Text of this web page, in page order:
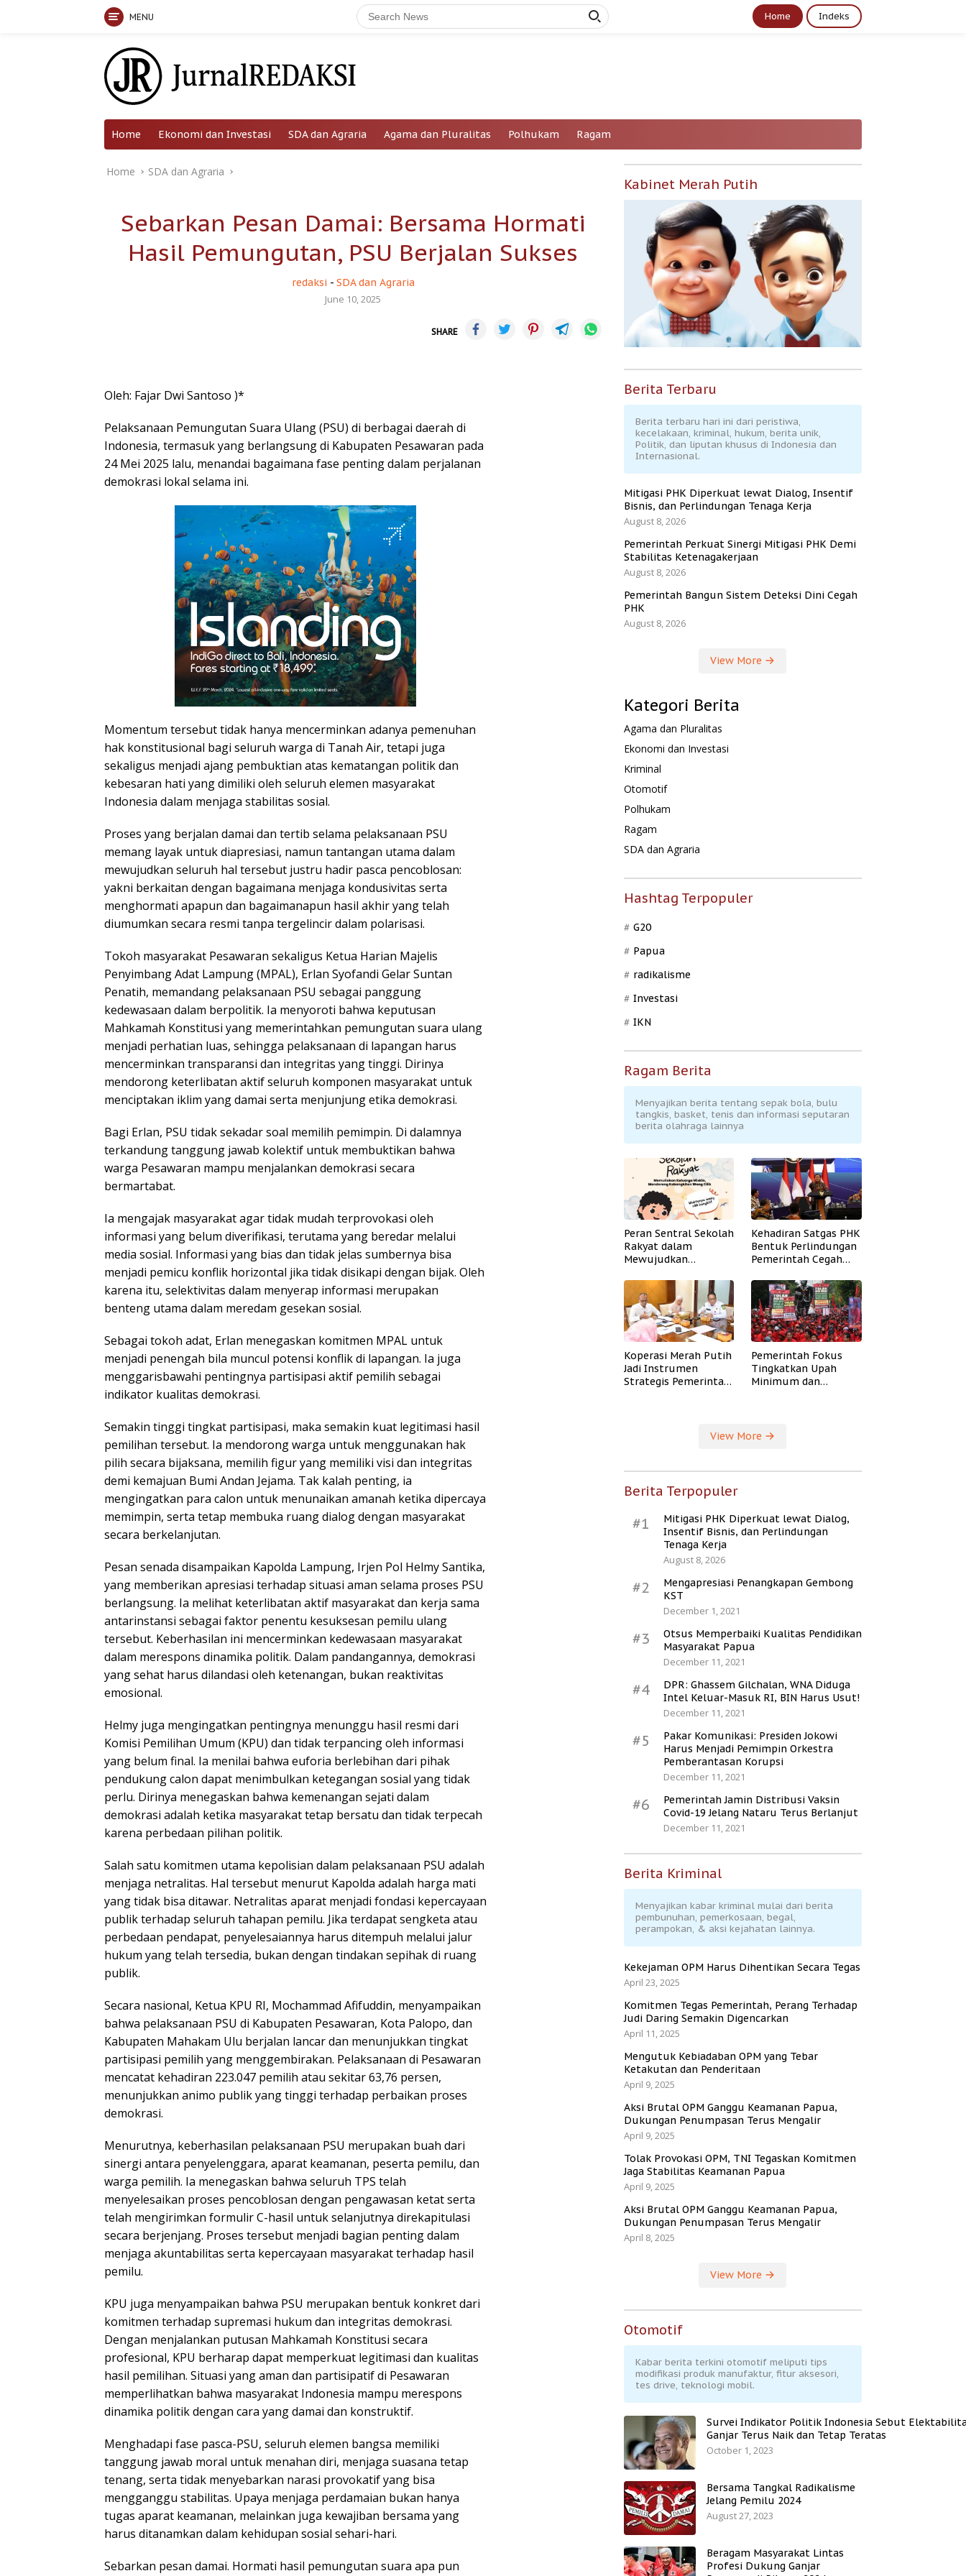
MENU Home Indeks
Home Ekonomi dan Investasi SDA dan Agraria Agama dan Pluralitas Polhukam Ragam
Home SDA dan Agraria
Sebarkan Pesan Damai: Bersama Hormati
Hasil Pemungutan, PSU Berjalan Sukses
redaksi - SDA dan Agraria
June 10, 2025
SHARE
Oleh: Fajar Dwi Santoso )*
Pelaksanaan Pemungutan Suara Ulang (PSU) di berbagai daerah di
Indonesia, termasuk yang berlangsung di Kabupaten Pesawaran pada
24 Mei 2025 lalu, menandai bagaimana fase penting dalam perjalanan
demokrasi lokal selama ini.
Momentum tersebut tidak hanya mencerminkan adanya pemenuhan
hak konstitusional bagi seluruh warga di Tanah Air, tetapi juga
sekaligus menjadi ajang pembuktian atas kematangan politik dan
kebesaran hati yang dimiliki oleh seluruh elemen masyarakat
Indonesia dalam menjaga stabilitas sosial.
Proses yang berjalan damai dan tertib selama pelaksanaan PSU
memang layak untuk diapresiasi, namun tantangan utama dalam
mewujudkan seluruh hal tersebut justru hadir pasca pencoblosan:
yakni berkaitan dengan bagaimana menjaga kondusivitas serta
menghormati apapun dan bagaimanapun hasil akhir yang telah
diumumkan secara resmi tanpa tergelincir dalam polarisasi.
Tokoh masyarakat Pesawaran sekaligus Ketua Harian Majelis
Penyimbang Adat Lampung (MPAL), Erlan Syofandi Gelar Suntan
Penatih, memandang pelaksanaan PSU sebagai panggung
kedewasaan dalam berpolitik. Ia menyoroti bahwa keputusan
Mahkamah Konstitusi yang memerintahkan pemungutan suara ulang
menjadi perhatian luas, sehingga pelaksanaan di lapangan harus
mencerminkan transparansi dan integritas yang tinggi. Dirinya
mendorong keterlibatan aktif seluruh komponen masyarakat untuk
menciptakan iklim yang damai serta menjunjung etika demokrasi.
Bagi Erlan, PSU tidak sekadar soal memilih pemimpin. Di dalamnya
terkandung tanggung jawab kolektif untuk membuktikan bahwa
warga Pesawaran mampu menjalankan demokrasi secara
bermartabat.
Ia mengajak masyarakat agar tidak mudah terprovokasi oleh
informasi yang belum diverifikasi, terutama yang beredar melalui
media sosial. Informasi yang bias dan tidak jelas sumbernya bisa
menjadi pemicu konflik horizontal jika tidak disikapi dengan bijak. Oleh
karena itu, selektivitas dalam menyerap informasi merupakan
benteng utama dalam meredam gesekan sosial.
Sebagai tokoh adat, Erlan menegaskan komitmen MPAL untuk
menjadi penengah bila muncul potensi konflik di lapangan. Ia juga
menggarisbawahi pentingnya partisipasi aktif pemilih sebagai
indikator kualitas demokrasi.
Semakin tinggi tingkat partisipasi, maka semakin kuat legitimasi hasil
pemilihan tersebut. Ia mendorong warga untuk menggunakan hak
pilih secara bijaksana, memilih figur yang memiliki visi dan integritas
demi kemajuan Bumi Andan Jejama. Tak kalah penting, ia
mengingatkan para calon untuk menunaikan amanah ketika dipercaya
memimpin, serta tetap membuka ruang dialog dengan masyarakat
secara berkelanjutan.
Pesan senada disampaikan Kapolda Lampung, Irjen Pol Helmy Santika,
yang memberikan apresiasi terhadap situasi aman selama proses PSU
berlangsung. Ia melihat keterlibatan aktif masyarakat dan kerja sama
antarinstansi sebagai faktor penentu kesuksesan pemilu ulang
tersebut. Keberhasilan ini mencerminkan kedewasaan masyarakat
dalam merespons dinamika politik. Dalam pandangannya, demokrasi
yang sehat harus dilandasi oleh ketenangan, bukan reaktivitas
emosional.
Helmy juga mengingatkan pentingnya menunggu hasil resmi dari
Komisi Pemilihan Umum (KPU) dan tidak terpancing oleh informasi
yang belum final. Ia menilai bahwa euforia berlebihan dari pihak
pendukung calon dapat menimbulkan ketegangan sosial yang tidak
perlu. Dirinya menegaskan bahwa kemenangan sejati dalam
demokrasi adalah ketika masyarakat tetap bersatu dan tidak terpecah
karena perbedaan pilihan politik.
Salah satu komitmen utama kepolisian dalam pelaksanaan PSU adalah
menjaga netralitas. Hal tersebut menurut Kapolda adalah harga mati
yang tidak bisa ditawar. Netralitas aparat menjadi fondasi kepercayaan
publik terhadap seluruh tahapan pemilu. Jika terdapat sengketa atau
perbedaan pendapat, penyelesaiannya harus ditempuh melalui jalur
hukum yang telah tersedia, bukan dengan tindakan sepihak di ruang
publik.
Secara nasional, Ketua KPU RI, Mochammad Afifuddin, menyampaikan
bahwa pelaksanaan PSU di Kabupaten Pesawaran, Kota Palopo, dan
Kabupaten Mahakam Ulu berjalan lancar dan menunjukkan tingkat
partisipasi pemilih yang menggembirakan. Pelaksanaan di Pesawaran
mencatat kehadiran 223.047 pemilih atau sekitar 63,76 persen,
menunjukkan animo publik yang tinggi terhadap perbaikan proses
demokrasi.
Menurutnya, keberhasilan pelaksanaan PSU merupakan buah dari
sinergi antara penyelenggara, aparat keamanan, peserta pemilu, dan
warga pemilih. Ia menegaskan bahwa seluruh TPS telah
menyelesaikan proses pencoblosan dengan pengawasan ketat serta
telah mengirimkan formulir C-hasil untuk selanjutnya direkapitulasi
secara berjenjang. Proses tersebut menjadi bagian penting dalam
menjaga akuntabilitas serta kepercayaan masyarakat terhadap hasil
pemilu.
KPU juga menyampaikan bahwa PSU merupakan bentuk konkret dari
komitmen terhadap supremasi hukum dan integritas demokrasi.
Dengan menjalankan putusan Mahkamah Konstitusi secara
profesional, KPU berharap dapat memperkuat legitimasi dan kualitas
hasil pemilihan. Situasi yang aman dan partisipatif di Pesawaran
memperlihatkan bahwa masyarakat Indonesia mampu merespons
dinamika politik dengan cara yang damai dan konstruktif.
Menghadapi fase pasca-PSU, seluruh elemen bangsa memiliki
tanggung jawab moral untuk menahan diri, menjaga suasana tetap
tenang, serta tidak menyebarkan narasi provokatif yang bisa
mengganggu stabilitas. Upaya menjaga perdamaian bukan hanya
tugas aparat keamanan, melainkan juga kewajiban bersama yang
harus ditanamkan dalam kehidupan sosial sehari-hari.
Sebarkan pesan damai. Hormati hasil pemungutan suara apa pun
Kabinet Merah Putih
Berita Terbaru
Berita terbaru hari ini dari peristiwa,
kecelakaan, kriminal, hukum, berita unik,
Politik, dan liputan khusus di Indonesia dan
Internasional.
Mitigasi PHK Diperkuat lewat Dialog, Insentif
Bisnis, dan Perlindungan Tenaga Kerja
August 8, 2026
Pemerintah Perkuat Sinergi Mitigasi PHK Demi
Stabilitas Ketenagakerjaan
August 8, 2026
Pemerintah Bangun Sistem Deteksi Dini Cegah
PHK
August 8, 2026
View More
Kategori Berita
Agama dan Pluralitas
Ekonomi dan Investasi
Kriminal
Otomotif
Polhukam
Ragam
SDA dan Agraria
Hashtag Terpopuler
G20
Papua
radikalisme
Investasi
IKN
Ragam Berita
Menyajikan berita tentang sepak bola, bulu
tangkis, basket, tenis dan informasi seputaran
berita olahraga lainnya
Peran Sentral Sekolah
Rakyat dalam
Mewujudkan
Kehadiran Satgas PHK
Bentuk Perlindungan
Pemerintah Cegah
Koperasi Merah Putih
Jadi Instrumen
Strategis Pemerintah
Pemerintah Fokus
Tingkatkan Upah
Minimum dan
View More
Berita Terpopuler
#1
Mitigasi PHK Diperkuat lewat Dialog,
Insentif Bisnis, dan Perlindungan
Tenaga Kerja
August 8, 2026
#2
Mengapresiasi Penangkapan Gembong
KST
December 1, 2021
#3
Otsus Memperbaiki Kualitas Pendidikan
Masyarakat Papua
December 11, 2021
#4
DPR: Ghassem Gilchalan, WNA Diduga
Intel Keluar-Masuk RI, BIN Harus Usut!
December 11, 2021
#5
Pakar Komunikasi: Presiden Jokowi
Harus Menjadi Pemimpin Orkestra
Pemberantasan Korupsi
December 11, 2021
#6
Pemerintah Jamin Distribusi Vaksin
Covid-19 Jelang Nataru Terus Berlanjut
December 11, 2021
Berita Kriminal
Menyajikan kabar kriminal mulai dari berita
pembunuhan, pemerkosaan, begal,
perampokan, & aksi kejahatan lainnya.
Kekejaman OPM Harus Dihentikan Secara Tegas
April 23, 2025
Komitmen Tegas Pemerintah, Perang Terhadap
Judi Daring Semakin Digencarkan
April 11, 2025
Mengutuk Kebiadaban OPM yang Tebar
Ketakutan dan Penderitaan
April 9, 2025
Aksi Brutal OPM Ganggu Keamanan Papua,
Dukungan Penumpasan Terus Mengalir
April 9, 2025
Tolak Provokasi OPM, TNI Tegaskan Komitmen
Jaga Stabilitas Keamanan Papua
April 9, 2025
Aksi Brutal OPM Ganggu Keamanan Papua,
Dukungan Penumpasan Terus Mengalir
April 8, 2025
View More
Otomotif
Kabar berita terkini otomotif meliputi tips
modifikasi produk manufaktur, fitur aksesori,
tes drive, teknologi mobil.
Survei Indikator Politik Indonesia Sebut
Ganjar Terus Naik dan Tetap Teratas
October 1, 2023
Bersama Tangkal Radikalisme
Jelang Pemilu 2024
August 27, 2023
Beragam Masyarakat Lintas
Profesi Dukung Ganjar